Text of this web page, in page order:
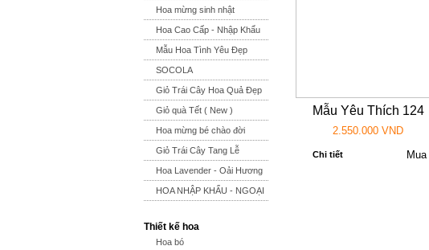
Hoa mừng sinh nhật
Hoa Cao Cấp - Nhập Khẩu
Mẫu Hoa Tình Yêu Đẹp
SOCOLA
Giỏ Trái Cây Hoa Quả Đẹp
Giỏ quà Tết ( New )
Hoa mừng bé chào đời
Giỏ Trái Cây Tang Lễ
Hoa Lavender - Oải Hương
HOA NHẬP KHẨU - NGOẠI
Thiết kế hoa
Hoa bó
Mẫu Yêu Thích 124
2.550.000 VND
Chi tiết